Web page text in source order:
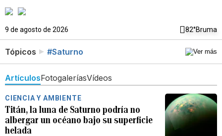
9 de agosto de 2026 82°Bruma
Tópicos #Saturno
ArtículosFotogaleríasVídeos
CIENCIA Y AMBIENTE
Titán, la luna de Saturno podría no
albergar un océano bajo su superficie
helada